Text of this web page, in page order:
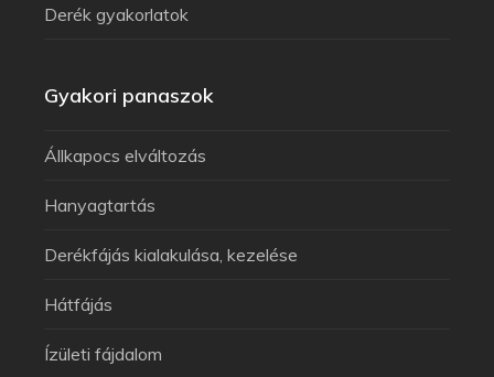
Derék gyakorlatok
Gyakori panaszok
Állkapocs elváltozás
Hanyagtartás
Derékfájás kialakulása, kezelése
Hátfájás
Ízületi fájdalom